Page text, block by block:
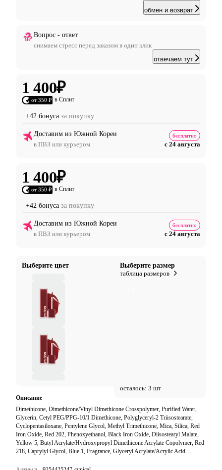
обмен и возврат
Вопрос - ответ
снимаем стресс перед заказом в один клик
отвечаем тут
1 400₽
от 350 ₽ в Сплит
+42 бонуса за покупку
Доставим из Южной Кореи
в ПВЗ или курьером
бесплатно
с 24 августа
1 400₽
от 350 ₽ в Сплит
+42 бонуса за покупку
Доставим из Южной Кореи
в ПВЗ или курьером
бесплатно
с 24 августа
Выберите цвет
Выберите размер
таблица размеров
осталось: 3 шт
Описание
Dimethicone, Dimethicone/Vinyl Dimethicone Crosspolymer, Purified Water,
Glycerin, Cetyl PEG/PPG-10/1 Dimethicone, Polyglyceryl-2 Triisostearate,
Cyclopentasiloxane, Pentylene Glycol, Methyl Trimethicone, Mica, Silica, Red
Iron Oxide, Red 202, Phenoxyethanol, Black Iron Oxide, Diisostearyl Malate,
Yellow 5, Butyl Acrylate/Hydroxypropyl Dimethicone Acrylate Copolymer, Red
218, Caprylyl Glycol, Blue 1, Fragrance, Glyceryl Acrylate/Acrylic Acid
4, Silica Dimethyl Silylate, Star Anise Extract, Methicone, Sodium Polyacrylate,